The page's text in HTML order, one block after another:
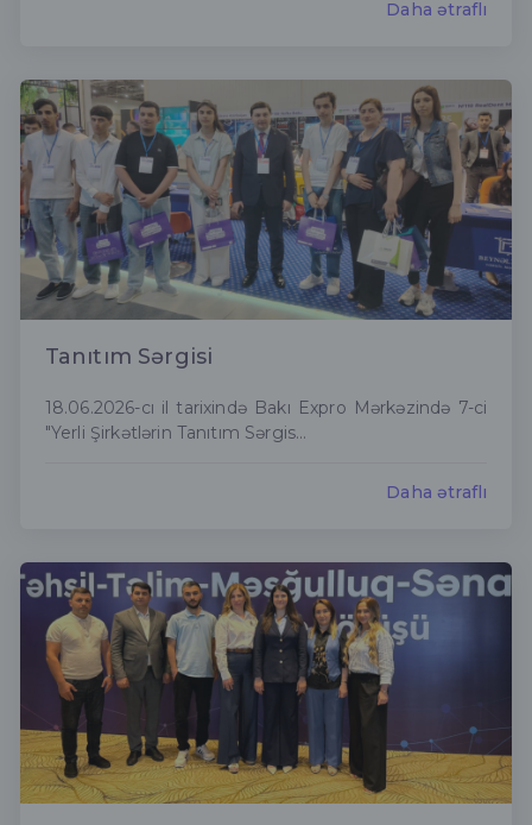
Daha ətraflı
Tanıtım Sərgisi
18.06.2026-cı il tarixində Bakı Expro Mərkəzində 7-ci
"Yerli Şirkətlərin Tanıtım Sərgis...
Daha ətraflı